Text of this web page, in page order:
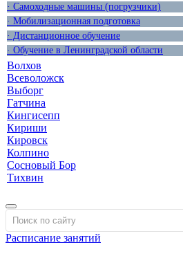
· Самоходные машины (погрузчики)
· Мобилизационная подготовка
· Дистанционное обучение
· Обучение в Ленинградской области
Волхов
Всеволожск
Выборг
Гатчина
Кингисепп
Кириши
Кировск
Колпино
Сосновый Бор
Тихвин
Расписание занятий